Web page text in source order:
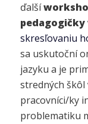
ďalší
pedagogičky
skresľovaniu
sa uskutoční
jazyku a je
stredných škôl
pracovníci/ky
problematiku